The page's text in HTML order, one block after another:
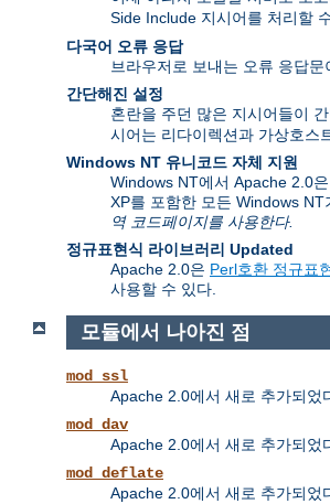
Side Include 지시어를 처리할
다국어 오류 응답
브라우저로 보내는 오류 응답
간단해진 설정
혼란을 주던 많은 지시어들이
시어는 리다이렉션과 가상호스
Windows NT 유니코드 자체 지원
Windows NT에서 Apache 2.0
XP를 포함한 모든 Windows
역 코드페이지를 사용한다.
정규표현식 라이브러리 Updated
Apache 2.0은 Perl호환 정규표
사용할 수 있다.
모듈에서 나아진 점
mod_ssl
Apache 2.0에서 새로 추가되었
mod_dav
Apache 2.0에서 새로 추가되었
mod_deflate
Apache 2.0에서 새로 추가되었